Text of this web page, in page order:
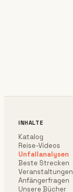
INHALTE
Katalog
Reise-Videos
Unfallanalysen
Beste Strecken
Veranstaltungen
Anfängerfragen
Unsere Bücher